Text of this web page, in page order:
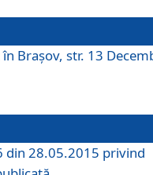
Brașov, str. 13
din 28.05.2015 privind